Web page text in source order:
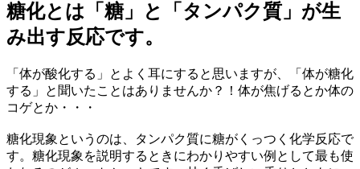
糖化とは「糖」と「タンパク質」が生
み出す反応です。
「体が酸化する」とよく耳にすると思いますが、「体が糖化
する」と聞いたことはありませんか？！体が焦げるとか体の
コゲとか・・・
糖化現象というのは、タンパク質に糖がくっつく化学反応で
す。糖化現象を説明するときにわかりやすい例として最も使